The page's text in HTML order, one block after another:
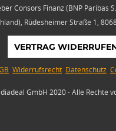
Consors Finanz (BNP Paribas
Rüdesheimer Straße 1,
VERTRAG
Widerrufsrecht Datenschutz
GmbH 2020 - Alle Rechte